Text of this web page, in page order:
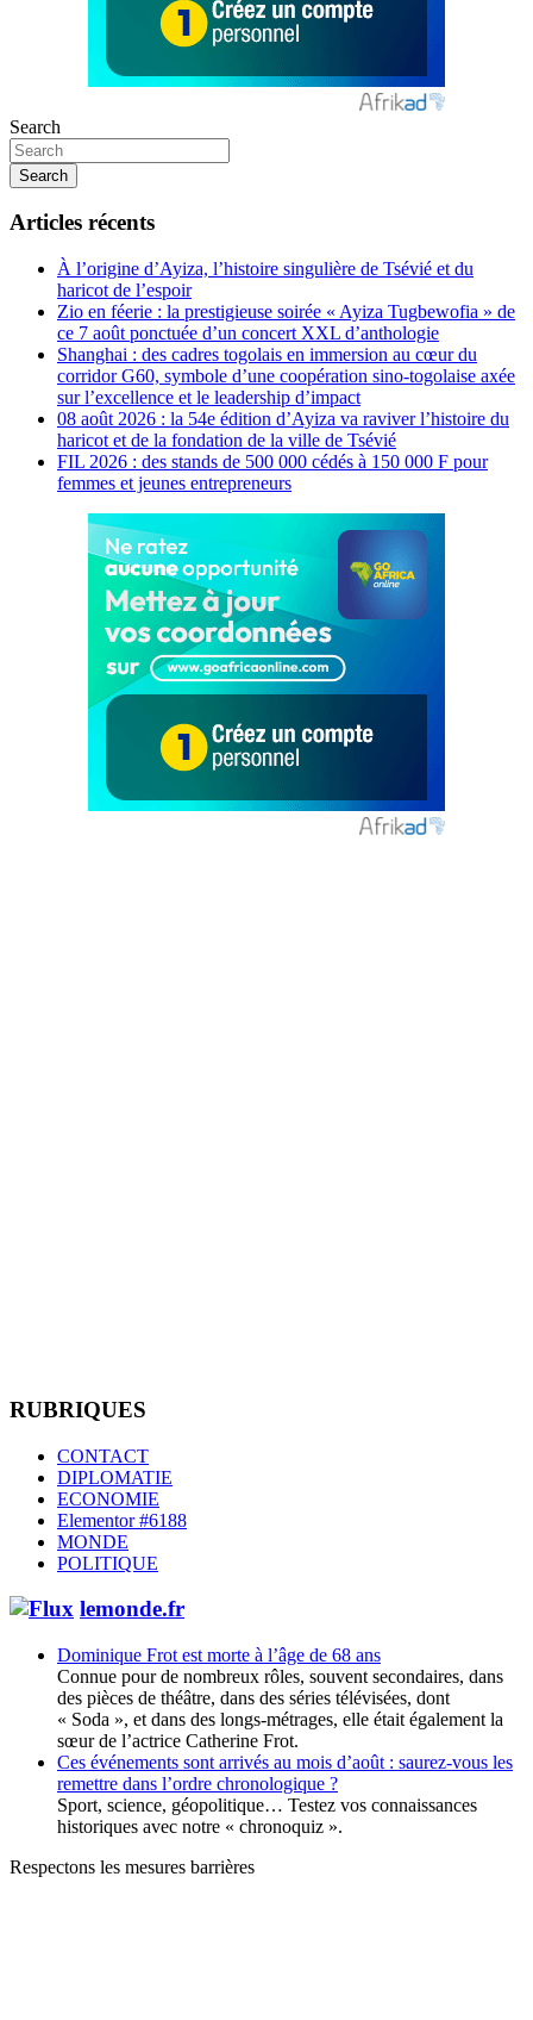
Search
Search
Articles récents
À l’origine d’Ayiza, l’histoire singulière de Tsévié et du
haricot de l’espoir
Zio en féerie : la prestigieuse soirée « Ayiza Tugbewofia » de
ce 7 août ponctuée d’un concert XXL d’anthologie
Shanghai : des cadres togolais en immersion au cœur du
corridor G60, symbole d’une coopération sino-togolaise axée
sur l’excellence et le leadership d’impact
08 août 2026 : la 54e édition d’Ayiza va raviver l’histoire du
haricot et de la fondation de la ville de Tsévié
FIL 2026 : des stands de 500 000 cédés à 150 000 F pour
femmes et jeunes entrepreneurs
RUBRIQUES
CONTACT
DIPLOMATIE
ECONOMIE
Elementor #6188
MONDE
POLITIQUE
lemonde.fr
Dominique Frot est morte à l’âge de 68 ans
Connue pour de nombreux rôles, souvent secondaires, dans
des pièces de théâtre, dans des séries télévisées, dont
« Soda », et dans des longs-métrages, elle était également la
sœur de l’actrice Catherine Frot.
Ces événements sont arrivés au mois d’août : saurez-vous les
remettre dans l’ordre chronologique ?
Sport, science, géopolitique… Testez vos connaissances
historiques avec notre « chronoquiz ».
Respectons les mesures barrières